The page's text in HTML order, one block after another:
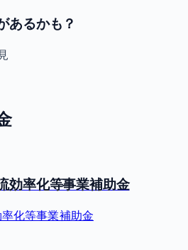
あるかも？
効率化等事業補助金
化等事業補助金